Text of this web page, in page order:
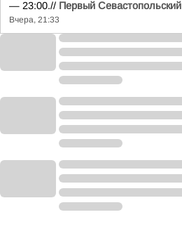
— 23:00.// Первый Севастопольский
Вчера, 21:33